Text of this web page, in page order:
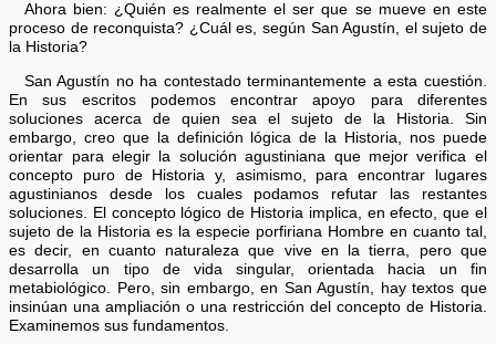
Ahora bien: ¿Quién es realmente el ser que se mueve en este
proceso de reconquista? ¿Cuál es, según San Agustín, el sujeto de
la Historia?
San Agustín no ha contestado terminantemente a esta cuestión.
En sus escritos podemos encontrar apoyo para diferentes
soluciones acerca de quien sea el sujeto de la Historia. Sin
embargo, creo que la definición lógica de la Historia, nos puede
orientar para elegir la solución agustiniana que mejor verifica el
concepto puro de Historia y, asimismo, para encontrar lugares
agustinianos desde los cuales podamos refutar las restantes
soluciones. El concepto lógico de Historia implica, en efecto, que el
sujeto de la Historia es la especie porfiriana Hombre en cuanto tal,
es decir, en cuanto naturaleza que vive en la tierra, pero que
desarrolla un tipo de vida singular, orientada hacia un fin
metabiológico. Pero, sin embargo, en San Agustín, hay textos que
insinúan una ampliación o una restricción del concepto de Historia.
Examinemos sus fundamentos.